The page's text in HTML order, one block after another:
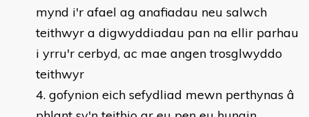
mynd i'r afael ag anafiadau neu salwch
teithwyr a digwyddiadau pan na ellir parhau
i yrru'r cerbyd, ac mae angen trosglwyddo
teithwyr
gofynion eich sefydliad mewn perthynas â